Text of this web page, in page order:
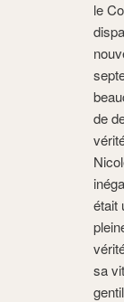
le
de
était
sa